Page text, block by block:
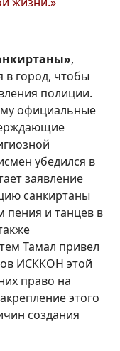
,
в город, чтобы
полиции.
официальные
убедился в
заявление
санкиртаны
пения и танцев в
Тамал привел
ИСККОН этой
право на
этого
создания